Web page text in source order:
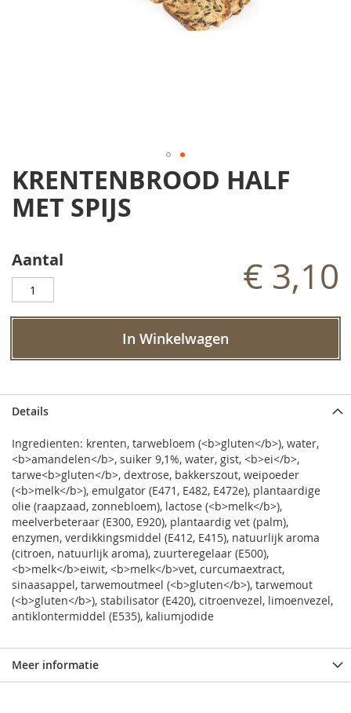
het
begin
van
gallerij
KRENTENBROOD HALF
MET SPIJS
Aantal € 3,10
In Winkelwagen
Details
Ingredienten: krenten, tarwebloem (<b>gluten</b>), water,
<b>amandelen</b>, suiker 9,1%, water, gist, <b>ei</b>,
tarwe<b>gluten</b>, dextrose, bakkerszout, weipoeder
(<b>melk</b>), emulgator (E471, E482, E472e), plantaardige
olie (raapzaad, zonnebloem), lactose (<b>melk</b>),
meelverbeteraar (E300, E920), plantaardig vet (palm),
enzymen, verdikkingsmiddel (E412, E415), natuurlijk aroma
(citroen, natuurlijk aroma), zuurteregelaar (E500),
<b>melk</b>eiwit, <b>melk</b>vet, curcumaextract,
sinaasappel, tarwemoutmeel (<b>gluten</b>), tarwemout
(<b>gluten</b>), stabilisator (E420), citroenvezel, limoenvezel,
antiklontermiddel (E535), kaliumjodide
Meer informatie